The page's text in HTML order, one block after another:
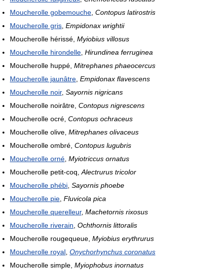
Moucherolle gobemouche Contopus latirostris
Moucherolle gris Empidonax wrightii
Moucherolle hérissé, Myiobius villosus
Moucherolle hirondelle Hirundinea ferruginea
Moucherolle huppé, Mitrephanes phaeocercus
Moucherolle jaunâtre Empidonax flavescens
Moucherolle noir, Sayornis nigricans
Moucherolle noirâtre, Contopus nigrescens
Moucherolle ocré, Contopus ochraceus
Moucherolle olive, Mitrephanes olivaceus
Moucherolle ombré, Contopus lugubris
Moucherolle orné Myiotriccus ornatus
Moucherolle petit-coq, Alectrurus tricolor
Moucherolle phébi Sayornis phoebe
Moucherolle pie Fluvicola pica
Moucherolle querelleur, Machetornis rixosus
Moucherolle riverain Ochthornis littoralis
Moucherolle rougequeue, Myiobius erythrurus
Moucherolle royal Onychorhynchus coronatus
Moucherolle simple, Myiophobus inornatus